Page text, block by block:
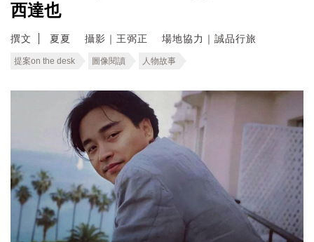
西達也
撰文 夏夏 攝影｜王弼正 場地協力｜誠品行旅
提案on the desk 圖像閱讀 人物故事